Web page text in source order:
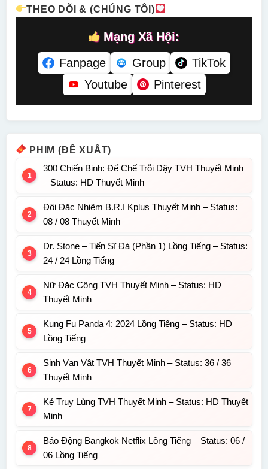
THEO DÕI & (CHÚNG TÔI)
Mạng Xã Hội:
Fanpage
Group
TikTok
Youtube
Pinterest
PHIM (ĐỀ XUẤT)
300 Chiến Binh: Đế Chế Trỗi Dậy TVH Thuyết Minh
– Status: HD Thuyết Minh
Đội Đặc Nhiệm B.R.I Kplus Thuyết Minh – Status:
08 / 08 Thuyết Minh
Dr. Stone – Tiến Sĩ Đá (Phần 1) Lồng Tiếng – Status:
24 / 24 Lồng Tiếng
Nữ Đặc Cộng TVH Thuyết Minh – Status: HD
Thuyết Minh
Kung Fu Panda 4: 2024 Lồng Tiếng – Status: HD
Lồng Tiếng
Sinh Vạn Vật TVH Thuyết Minh – Status: 36 / 36
Thuyết Minh
Kẻ Truy Lùng TVH Thuyết Minh – Status: HD Thuyết
Minh
Báo Động Bangkok Netflix Lồng Tiếng – Status: 06 /
06 Lồng Tiếng